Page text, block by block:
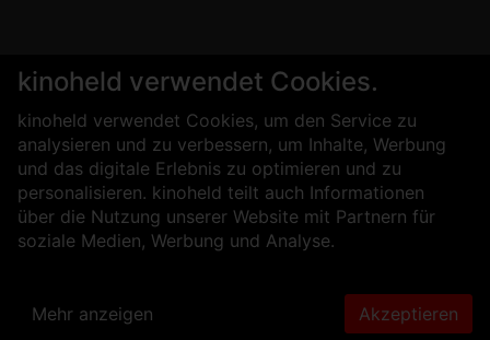
kinoheld verwendet Cookies.
kinoheld verwendet Cookies, um den Service zu
analysieren und zu verbessern, um Inhalte, Werbung
und das digitale Erlebnis zu optimieren und zu
personalisieren. kinoheld teilt auch Informationen
über die Nutzung unserer Website mit Partnern für
soziale Medien, Werbung und Analyse.
Mehr anzeigen Akzeptieren